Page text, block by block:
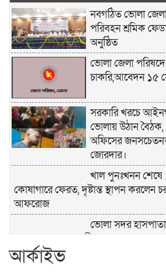
নবগঠিত ভোলা
পরিবহন শ্রমিক
অনুষ্ঠিত
ভোলা জেলা পরিষদে
চাকরি,আবেদন ১৫
সরকারি খরচে
ভোলায় উঠান
অফিসের
জোরদার।
খাল পুনঃখনন শেষে
কোষাগারে ফেরত, দৃষ্টান্ত স্থাপন
আফরোজ
ভোলা সদর
প্রসাদ দাসের সহকারী অধ্যাপক পদে
আর্কাইভ